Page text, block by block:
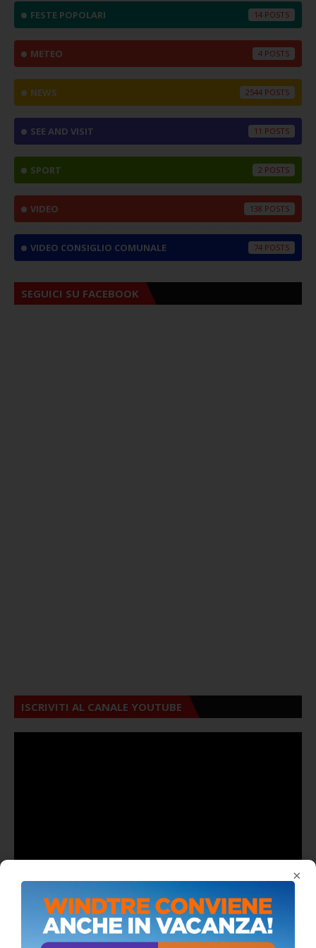
×
FESTE POPOLARI 14
METEO 4
NEWS 2544
SEE AND VISIT 11
SPORT 2
VIDEO 138
VIDEO CONSIGLIO COMUNALE 74
SEGUICI SU FACEBOOK
ISCRIVITI AL CANALE YOUTUBE
ALMANACCO DEL GIORNO